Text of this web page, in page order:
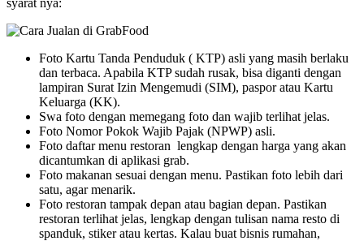
Foto Kartu Tanda Penduduk ( KTP) asli yang masih berlaku
dan terbaca. Apabila KTP sudah rusak, bisa diganti dengan
lampiran Surat Izin Mengemudi (SIM), paspor atau Kartu
Keluarga (KK).
Swa foto dengan memegang foto dan wajib terlihat jelas.
Foto Nomor Pokok Wajib Pajak (NPWP) asli.
Foto daftar menu restoran lengkap dengan harga yang akan
dicantumkan di aplikasi grab.
Foto makanan sesuai dengan menu. Pastikan foto lebih dari
satu, agar menarik.
Foto restoran tampak depan atau bagian depan. Pastikan
restoran terlihat jelas, lengkap dengan tulisan nama resto di
spanduk, stiker atau kertas. Kalau buat bisnis rumahan,